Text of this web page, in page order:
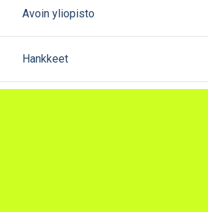
Avoin yliopisto
Hankkeet